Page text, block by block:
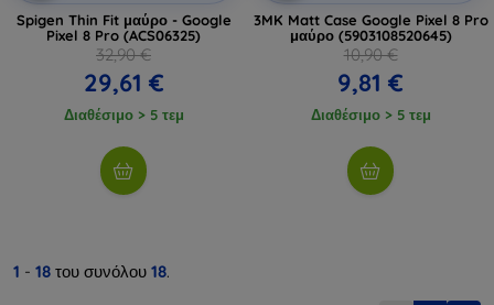
Spigen Thin Fit μαύρο - Google
Pixel 8 Pro (ACS06325)
32,90 €
29,61 €
Διαθέσιμο > 5 τεμ
3MK Matt Case Google Pixel 8 Pro
μαύρο (5903108520645)
10,90 €
9,81 €
Διαθέσιμο > 5 τεμ
1 - 18 του συνόλου 18.